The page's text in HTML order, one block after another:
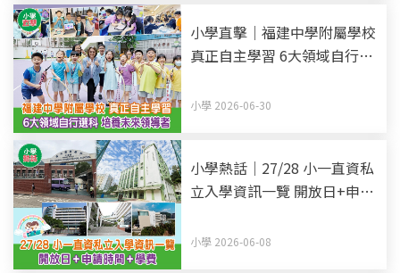
小學直擊｜福建中學附屬學校
真正自主學習 6大領域自行選
小學 2026-06-30
小學熱話｜27/28 小一直資私
立入學資訊一覽 開放日+申請
小學 2026-06-08